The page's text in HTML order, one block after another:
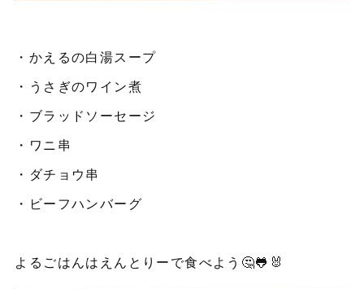
・かえるの白湯スープ
・うさぎのワイン煮
・ブラッドソーセージ
・ワニ串
・ダチョウ串
・ビーフハンバーグ
よるごはんはえんとりーで食べよう🤔🐸🐰